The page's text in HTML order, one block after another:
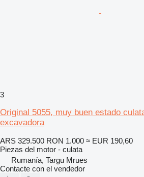
3
Original 5055, muy buen estado
excavadora
ARS 329.500 RON 1.000 ≈ EUR 190,60
Piezas del motor - culata
Rumanía, Targu Mrues
Contacte con el vendedor